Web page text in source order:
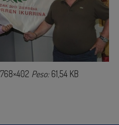
768×402 Peso: 61,54 KB